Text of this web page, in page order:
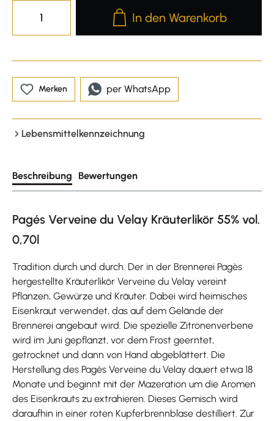
Produkt Anzahl: Gib den
In den Warenkorb
Merken per WhatsApp
Lebensmittelkennzeichnung
Beschreibung Bewertungen
Pagés Verveine du Velay Kräuterlikör 55% vol.
0,70l
Tradition durch und durch. Der in der Brennerei Pagès
hergestellte Kräuterlikör Verveine du Velay vereint
Pflanzen, Gewürze und Kräuter. Dabei wird heimisches
Eisenkraut verwendet, das auf dem Gelände der
Brennerei angebaut wird. Die spezielle Zitronenverbene
wird im Juni gepflanzt, vor dem Frost geerntet,
getrocknet und dann von Hand abgeblättert. Die
Herstellung des Pagès Verveine du Velay dauert etwa 18
Monate und beginnt mit der Mazeration um die Aromen
des Eisenkrauts zu extrahieren. Dieses Gemisch wird
daraufhin in einer roten Kupferbrennblase destilliert. Zur